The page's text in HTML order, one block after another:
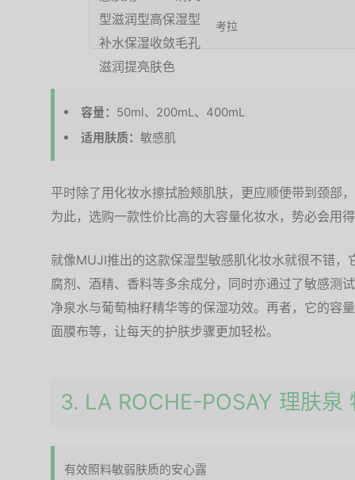
考拉
容量： 50ml、200mL、400mL
适用肤质： 敏感肌
平时除了用化妆水擦拭脸颊肌肤，更应顺便带到颈部
为此，选购一款性价比高的大容量化妆水，势必会用
就像MUJI推出的这款保湿型敏感肌化妆水就很不错
腐剂、酒精、香料等多余成分，同时亦通过了敏感测
净泉水与葡萄柚籽精华等的保湿功效。再者，它的容
面膜布等，让每天的护肤步骤更加轻松。
3. LA ROCHE-POSAY 理肤泉
有效照料敏弱肤质的安心露